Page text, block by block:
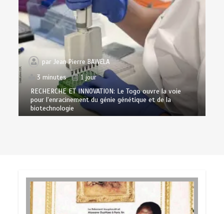
parJean Pierre BAWELA
3 minutes
1 jour
RECHERCHE ET INNOVATION: Le Togo ouvre la voie
pour l’enracinement du génie génétique et de la
biotechnologie